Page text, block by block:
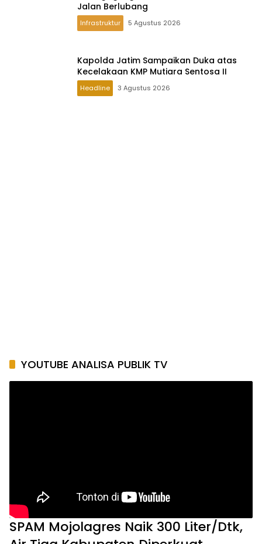
Jalan Berlubang
Infrastruktur 5 Agustus 2026
Kapolda Jatim Sampaikan Duka atas
Kecelakaan KMP Mutiara Sentosa II
Headline 3 Agustus 2026
YOUTUBE ANALISA PUBLIK TV
SPAM Mojolagres Naik 300 Liter/Dtk,